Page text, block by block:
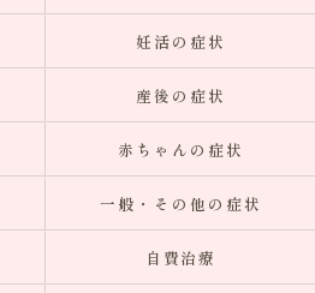
妊活の症状
産後の症状
赤ちゃんの症状
一般・その他の症状
自費治療